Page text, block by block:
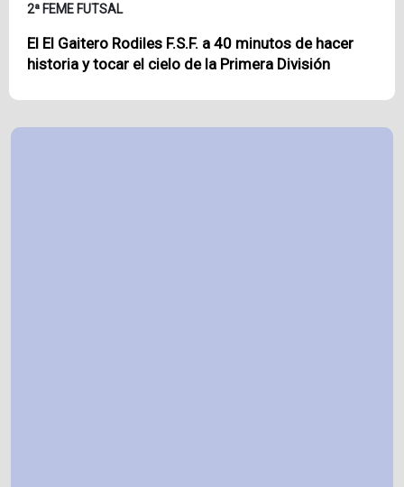
2ª FEME FUTSAL
El El Gaitero Rodiles F.S.F. a 40 minutos de hacer
historia y tocar el cielo de la Primera División